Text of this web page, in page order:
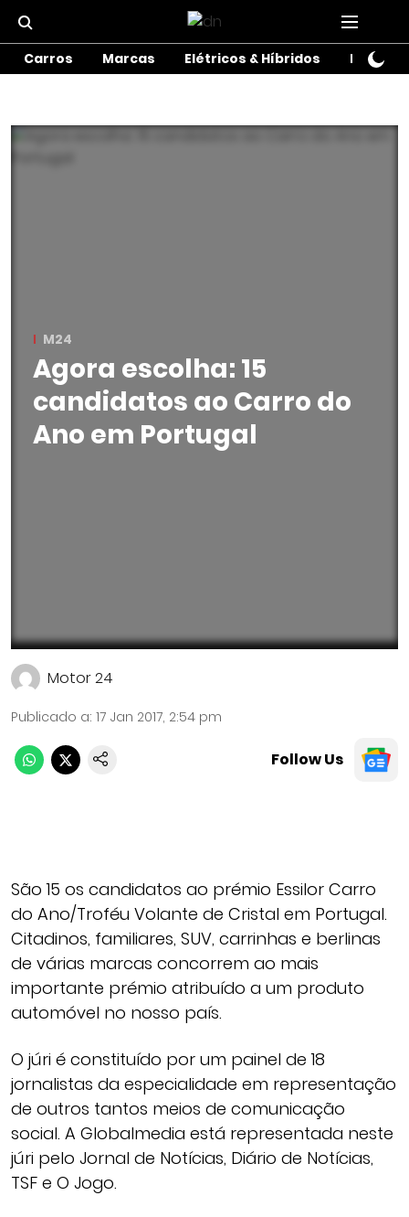
Carros Marcas Elétricos & Híbridos Motos
M24
Agora escolha: 15
candidatos ao Carro do
Ano em Portugal
Motor 24
Publicado a: 17 Jan 2017, 2:54 pm
Follow Us
São 15 os candidatos ao prémio Essilor Carro
do Ano/Troféu Volante de Cristal em Portugal.
Citadinos, familiares, SUV, carrinhas e berlinas
de várias marcas concorrem ao mais
importante prémio atribuído a um produto
automóvel no nosso país.
O júri é constituído por um painel de 18
jornalistas da especialidade em representação
de outros tantos meios de comunicação
social. A Globalmedia está representada neste
júri pelo Jornal de Notícias, Diário de Notícias,
TSF e O Jogo.